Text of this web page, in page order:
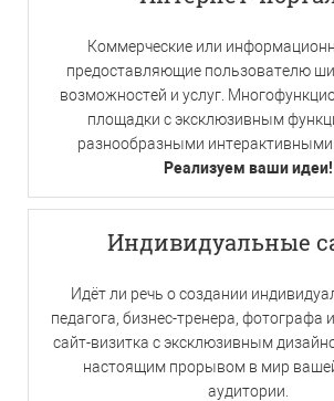
Коммерческие или
предоставляющие пользователю
возможностей и услуг.
площадки с эксклюзивным
разнообразными интерактивными
Реализуем ваши идеи!
Индивидуальные
Идёт ли речь о создании
педагога, бизнес-тренера, фотографа
сайт-визитка с эксклюзивным
настоящим прорывом в мир
аудитории.